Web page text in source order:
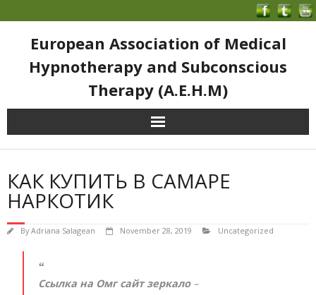
European Association of Medical
Hypnotherapy and Subconscious
Therapy (A.E.H.M)
КАК КУПИТЬ В САМАРЕ
НАРКОТИК
ByAdriana Salagean November 28, 2019 Uncategorized
Ссылка на Омг сайт зеркало–